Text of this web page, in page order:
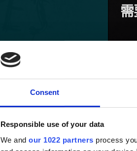
Consent
Responsible use of your data
We and our 1022 partners process